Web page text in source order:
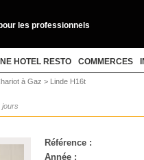
les professionnels
HOTEL RESTO COMMERCES
à Gaz > Linde H16t
jours
Référence :
Année :